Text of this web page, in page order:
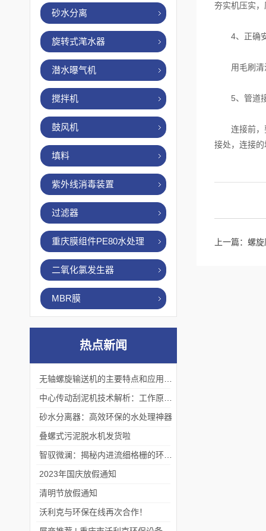
砂水分离
旋转式滗水器
潜水曝气机
搅拌机
鼓风机
填料
紫外线消毒装置
过滤器
重庆膜组件PE80水处理
二氧化氯发生器
MBR膜
热点新闻
砂水分离器：高效环保的水处理神器
叠螺式污泥脱水机发货啦
2023年国庆放假通知
清明节放假通知
沃利克与环保在线再次合作！
夯实机压实
4、正确
用毛刷清洁
5、管道
连接前，要
接处，连接
上一篇： 螺